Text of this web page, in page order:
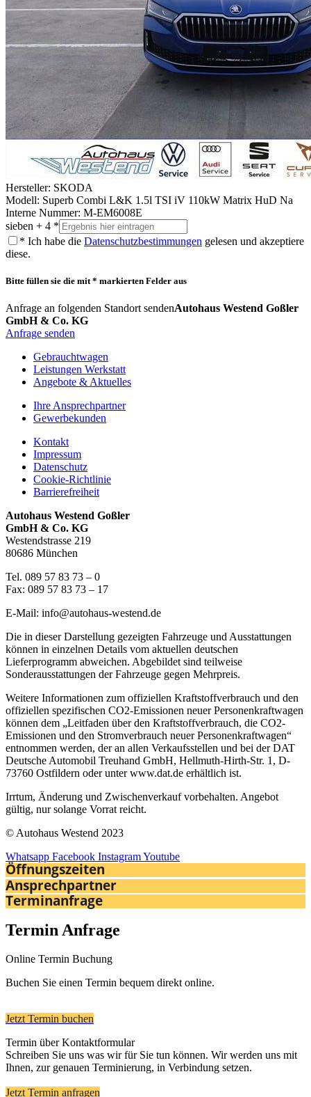
Hersteller: SKODA
Modell: Superb Combi L&K 1.5l TSI iV 110kW Matrix HuD Na
Interne Nummer: M-EM6008E
sieben + 4 *
* Ich habe die Datenschutzbestimmungen gelesen und akzeptiere
diese.
Bitte füllen sie die mit * markierten Felder aus
Anfrage an folgenden Standort sendenAutohaus Westend Goßler
GmbH & Co. KG
Anfrage senden
Gebrauchtwagen
Leistungen Werkstatt
Angebote & Aktuelles
Ihre Ansprechpartner
Gewerbekunden
Kontakt
Impressum
Datenschutz
Cookie-Richtlinie
Barrierefreiheit
Autohaus Westend Goßler
GmbH & Co. KG
Westendstrasse 219
80686 München
Tel. 089 57 83 73 – 0
Fax: 089 57 83 73 – 17
E-Mail: info@autohaus-westend.de
Die in dieser Darstellung gezeigten Fahrzeuge und Ausstattungen
können in einzelnen Details vom aktuellen deutschen
Lieferprogramm abweichen. Abgebildet sind teilweise
Sonderausstattungen der Fahrzeuge gegen Mehrpreis.
Weitere Informationen zum offiziellen Kraftstoffverbrauch und den
offiziellen spezifischen CO2-Emissionen neuer Personenkraftwagen
können dem „Leitfaden über den Kraftstoffverbrauch, die CO2-
Emissionen und den Stromverbrauch neuer Personenkraftwagen“
entnommen werden, der an allen Verkaufsstellen und bei der DAT
Deutsche Automobil Treuhand GmbH, Hellmuth-Hirth-Str. 1, D-
73760 Ostfildern oder unter www.dat.de erhältlich ist.
Irrtum, Änderung und Zwischenverkauf vorbehalten. Angebot
gültig, nur solange Vorrat reicht.
© Autohaus Westend 2023
Whatsapp Facebook InstagramYoutube
Öffnungszeiten
Ansprechpartner
Terminanfrage
Termin Anfrage
Online Termin Buchung
Buchen Sie einen Termin bequem direkt online.
Jetzt Termin buchen
Termin über Kontaktformular
Schreiben Sie uns was wir für Sie tun können. Wir werden uns mit
Ihnen, zur genauen Terminierung, in Verbindung setzen.
Jetzt Termin anfragen